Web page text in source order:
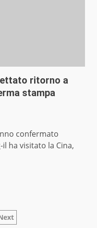
ritorno a
stampa
confermato
ha visitato la Cina,